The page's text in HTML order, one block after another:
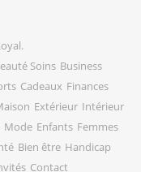
.
Soins Business
Cadeaux Finances
Extérieur Intérieur
Mode Enfants Femmes
Bien être Handicap
Contact